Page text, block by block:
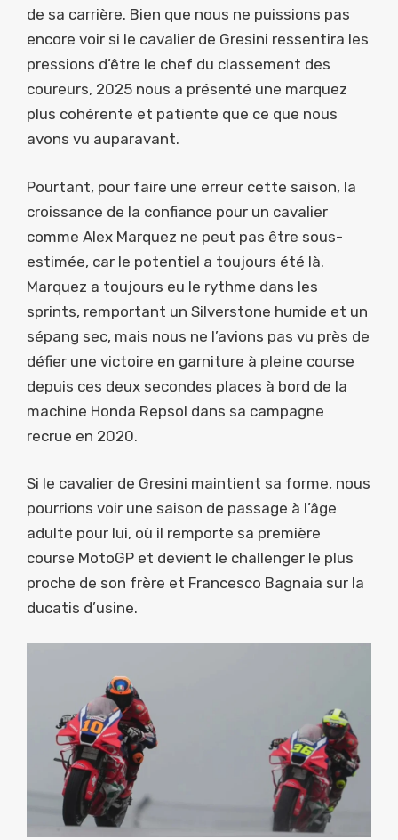
de sa carrière. Bien que nous ne puissions pas
encore voir si le cavalier de Gresini ressentira les
pressions d’être le chef du classement des
coureurs, 2025 nous a présenté une marquez
plus cohérente et patiente que ce que nous
avons vu auparavant.
Pourtant, pour faire une erreur cette saison, la
croissance de la confiance pour un cavalier
comme Alex Marquez ne peut pas être sous-
estimée, car le potentiel a toujours été là.
Marquez a toujours eu le rythme dans les
sprints, remportant un Silverstone humide et un
sépang sec, mais nous ne l’avions pas vu près de
défier une victoire en garniture à pleine course
depuis ces deux secondes places à bord de la
machine Honda Repsol dans sa campagne
recrue en 2020.
Si le cavalier de Gresini maintient sa forme, nous
pourrions voir une saison de passage à l’âge
adulte pour lui, où il remporte sa première
course MotoGP et devient le challenger le plus
proche de son frère et Francesco Bagnaia sur la
ducatis d’usine.